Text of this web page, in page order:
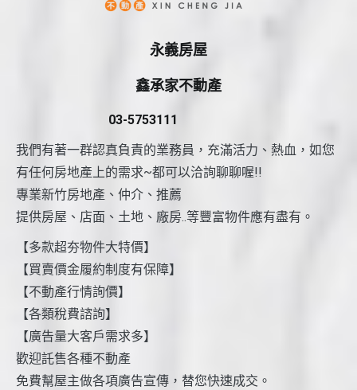
永義房屋
鑫承家不動產
03-5753111
我們有著一群認真負責的業務員，充滿活力、熱血，如您
有任何房地產上的需求~都可以洽詢聊聊喔!!
專業新竹房地產、仲介、推薦
提供房屋、店面、土地、廠房..等豐富物件應有盡有。
【多款超夯物件大特價】
【買賣價金履約制度有保障】
【不動產行情詢價】
【各類稅費諮詢】
【廣告量大客戶需求多】
歡迎託售各種不動產
免費幫屋主做各項廣告宣傳，替您快速成交。